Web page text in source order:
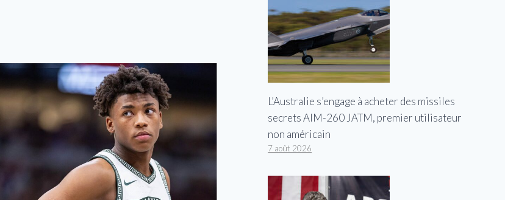
L’Australie s’engage à acheter des missiles
secrets AIM-260 JATM, premier utilisateur
non américain
7 août 2026